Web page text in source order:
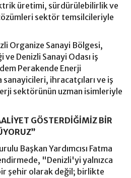
üretimi, sürdürülebilirlik ve
sektör temsilcileriyle
Organize Sanayi Bölgesi,
Denizli Sanayi Odası iş
Perakende Enerji
sanayicileri, ihracatçıları ve iş
sektörünün uzman isimleriyle
GÖSTERDİĞİMİZ BİR
Başkan Yardımcısı Fatma
"Denizli'yi yalnızca
şehir olarak değil; birlikte